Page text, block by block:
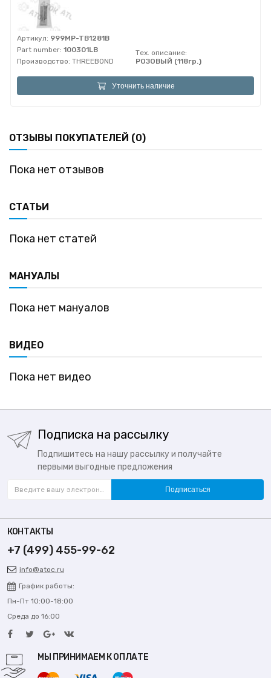
Артикул: 999MP-TB1281B
Part number: 100301LB
Производство: THREEBOND
Тех. описание:
РОЗОВЫЙ (118гр.)
Уточнить наличие
ОТЗЫВЫ ПОКУПАТЕЛЕЙ (0)
Пока нет отзывов
СТАТЬИ
Пока нет статей
МАНУАЛЫ
Пока нет мануалов
ВИДЕО
Пока нет видео
Подписка на рассылку
Подпишитесь на нашу рассылку и получайте
первыми выгодные предложения
Подписаться
КОНТАКТЫ
+7 (499) 455-99-62
info@atoc.ru
График работы:
Пн-Пт 10:00-18:00
Среда до 16:00
МЫ ПРИНИМАЕМ К ОПЛАТЕ